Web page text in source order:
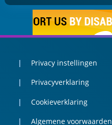
Privacy instellingen
Privacyverklaring
Cookieverklaring
Algemene voorwaarden